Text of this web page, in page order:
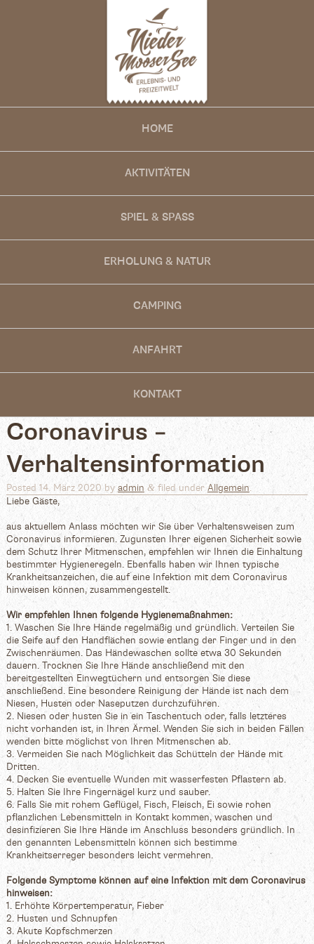
HOME
AKTIVITÄTEN
SPIEL & SPASS
ERHOLUNG & NATUR
CAMPING
ANFAHRT
KONTAKT
Coronavirus –
Verhaltensinformation
Posted 14. März 2020 by admin &filed under Allgemein
Liebe Gäste,
aus aktuellem Anlass möchten wir Sie über Verhaltensweisen zum
Coronavirus informieren. Zugunsten Ihrer eigenen Sicherheit sowie
dem Schutz Ihrer Mitmenschen, empfehlen wir Ihnen die Einhaltung
bestimmter Hygieneregeln. Ebenfalls haben wir Ihnen typische
Krankheitsanzeichen, die auf eine Infektion mit dem Coronavirus
hinweisen können, zusammengestellt.
Wir empfehlen Ihnen folgende Hygienemaßnahmen:
1. Waschen Sie Ihre Hände regelmäßig und gründlich. Verteilen Sie
die Seife auf den Handflächen sowie entlang der Finger und in den
Zwischenräumen. Das Händewaschen sollte etwa 30 Sekunden
dauern. Trocknen Sie Ihre Hände anschließend mit den
bereitgestellten Einwegtüchern und entsorgen Sie diese
anschließend. Eine besondere Reinigung der Hände ist nach dem
Niesen, Husten oder Naseputzen durchzuführen.
2. Niesen oder husten Sie in ein Taschentuch oder, falls letzteres
nicht vorhanden ist, in Ihren Ärmel. Wenden Sie sich in beiden Fällen
wenden bitte möglichst von Ihren Mitmenschen ab.
3. Vermeiden Sie nach Möglichkeit das Schütteln der Hände mit
Dritten.
4. Decken Sie eventuelle Wunden mit wasserfesten Pflastern ab.
5. Halten Sie Ihre Fingernägel kurz und sauber.
6. Falls Sie mit rohem Geflügel, Fisch, Fleisch, Ei sowie rohen
pflanzlichen Lebensmitteln in Kontakt kommen, waschen und
desinfizieren Sie Ihre Hände im Anschluss besonders gründlich. In
den genannten Lebensmitteln können sich bestimme
Krankheitserreger besonders leicht vermehren.
Folgende Symptome können auf eine Infektion mit dem Coronavirus
hinweisen:
1. Erhöhte Körpertemperatur, Fieber
2. Husten und Schnupfen
3. Akute Kopfschmerzen